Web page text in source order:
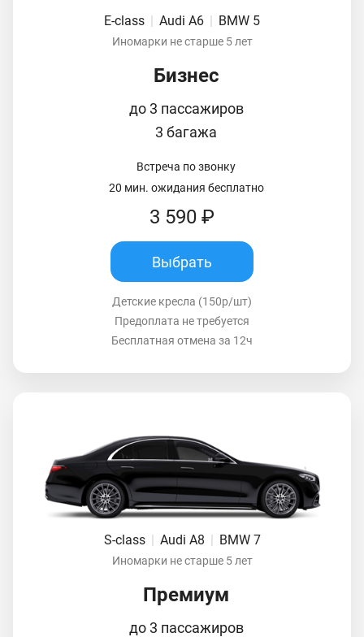
E-class | Audi A6 | BMW 5
Иномарки не старше 5 лет
Бизнес
до 3 пассажиров
3 багажа
Встреча по звонку
20 мин. ожидания бесплатно
3 590 ₽
Выбрать
Детские кресла (150р/шт)
Предоплата не требуется
Бесплатная отмена за 12ч
S-class | Audi A8 | BMW 7
Иномарки не старше 5 лет
Премиум
до 3 пассажиров